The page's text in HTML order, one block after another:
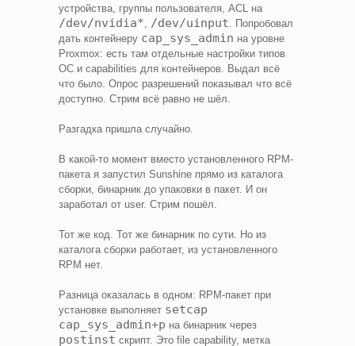
устройства, группы пользователя, ACL на
/dev/nvidia* /dev/uinput . Попробовал
дать контейнеру cap_sys_admin на уровне
Proxmox: есть там отдельные настройки типов
ОС и capabilities для контейнеров. Выдал всё
что было. Опрос разрешений показывал что всё
доступно. Стрим всё равно не шёл.
Разгадка пришла случайно.
В какой-то момент вместо установленного RPM-
пакета я запустил Sunshine прямо из каталога
сборки, бинарник до упаковки в пакет. И он
заработал от user. Стрим пошёл.
Тот же код. Тот же бинарник по сути. Но из
каталога сборки работает, из установленного
RPM нет.
Разница оказалась в одном: RPM-пакет при
установке выполняет setcap
cap_sys_admin+p на бинарник через
postinst скрипт. Это file capability, метка